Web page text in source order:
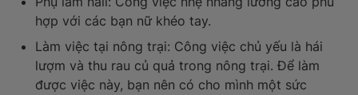
hợp với các bạn nữ khéo tay.
Làm việc tại nông trại: Công việc chủ yếu là hái
lượm và thu rau củ quả trong nông trại. Để làm
được việc này, bạn nên có cho mình một sức